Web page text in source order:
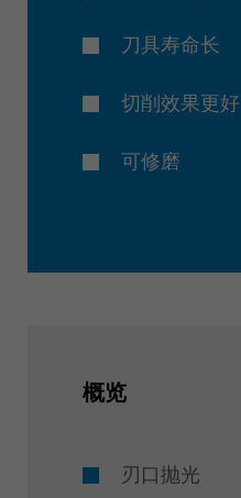
刀具寿命长
切削效果更好
可修磨
概览
刃口抛光